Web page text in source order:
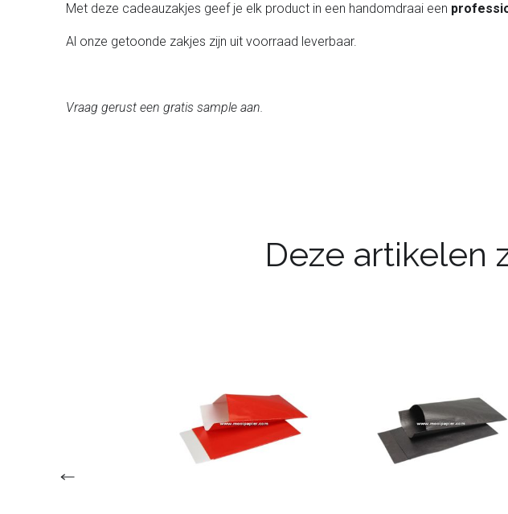
Met deze cadeauzakjes geef je elk product in een handomdraai een
Al onze getoonde zakjes zijn uit voorraad leverbaar.
Vraag gerust een gratis sample aan.
Deze artikelen